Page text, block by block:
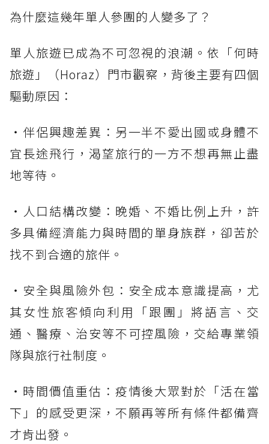
為什麼這幾年單人參團的人變多了？
單人旅遊已成為不可忽視的浪潮。依「何時
旅遊」（Horaz）門市觀察，背後主要有四個
驅動原因：
・伴侶興趣差異：另一半不愛出國或身體不
宜長途飛行，渴望旅行的一方不想再無止盡
地等待。
・人口結構改變：晚婚、不婚比例上升，許
多具備經濟能力與時間的單身族群，卻苦於
找不到合適的旅伴。
・安全與風險外包：安全成本意識提高，尤
其女性旅客傾向利用「跟團」將語言、交
通、醫療、治安等不可控風險，交給專業領
隊與旅行社制度。
・時間價值重估：疫情後大眾對於「活在當
下」的感受更深，不願再等所有條件都備齊
才肯出發。